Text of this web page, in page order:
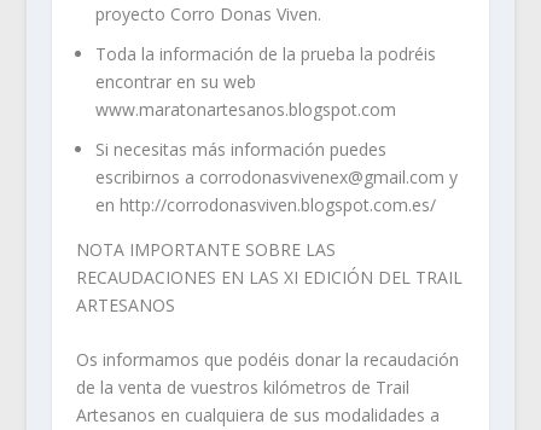
proyecto Corro Donas Viven.
Toda la información de la prueba la podréis
encontrar en su web
www.maratonartesanos.blogspot.com
Si necesitas más información puedes
escribirnos a corrodonasvivenex@gmail.com y
en http://corrodonasviven.blogspot.com.es/
NOTA IMPORTANTE SOBRE LAS
RECAUDACIONES EN LAS XI EDICIÓN DEL TRAIL
ARTESANOS
Os informamos que podéis donar la recaudación
de la venta de vuestros kilómetros de Trail
Artesanos en cualquiera de sus modalidades a